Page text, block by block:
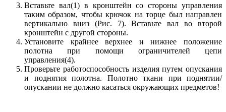
Вставьте вал(1) в кронштейн со стороны управления
таким образом, чтобы крючок на торце был направлен
вертикально вниз (Рис. 7). Вставьте вал во второй
кронштейн с другой стороны.
Установите крайнее верхнее и нижнее положение
полотна при помощи ограничителей цепи
управления(4).
Проверьте работоспособность изделия путем опускания
и поднятия полотна. Полотно ткани при поднятии/
опускании не должно касаться окружающих предметов!